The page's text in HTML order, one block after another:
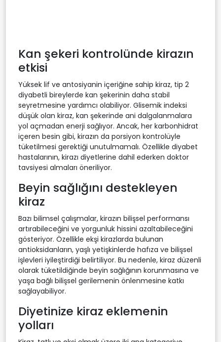
Kan şekeri kontrolünde kirazın
etkisi
Yüksek lif ve antosiyanin içeriğine sahip kiraz, tip 2
diyabetli bireylerde kan şekerinin daha stabil
seyretmesine yardımcı olabiliyor. Glisemik indeksi
düşük olan kiraz, kan şekerinde ani dalgalanmalara
yol açmadan enerji sağlıyor. Ancak, her karbonhidrat
içeren besin gibi, kirazın da porsiyon kontrolüyle
tüketilmesi gerektiği unutulmamalı. Özellikle diyabet
hastalarının, kirazı diyetlerine dahil ederken doktor
tavsiyesi almaları öneriliyor.
Beyin sağlığını destekleyen
kiraz
Bazı bilimsel çalışmalar, kirazın bilişsel performansı
artırabileceğini ve yorgunluk hissini azaltabileceğini
gösteriyor. Özellikle ekşi kirazlarda bulunan
antioksidanların, yaşlı yetişkinlerde hafıza ve bilişsel
işlevleri iyileştirdiği belirtiliyor. Bu nedenle, kiraz düzenli
olarak tüketildiğinde beyin sağlığının korunmasına ve
yaşa bağlı bilişsel gerilemenin önlenmesine katkı
sağlayabiliyor.
Diyetinize kiraz eklemenin
yolları